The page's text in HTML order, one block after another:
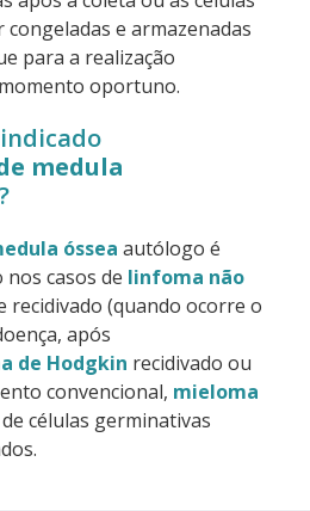
congeladas e armazenadas
para a realização
oportuno.
indicado
medula
óssea autólogo é
casos de linfoma não
recidivado (quando ocorre o
após
de Hodgkin recidivado ou
convencional, mieloma
células germinativas